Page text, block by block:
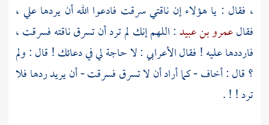
، فقال : يا هؤلاء إن ناقتي سرقت فادعوا الله أن يردها علي ،
فقالعمرو بن عبيد: اللهم إنك لم ترد أن تسرق ناقته فسرقت ،
فارددها عليه ! فقال الأعرابي : لا حاجة لي في دعائك ! قال : ولم
؟ قال : أخاف - كما أراد أن لا تسرق فسرقت - أن يريد ردها فلا
ترد ! ! .